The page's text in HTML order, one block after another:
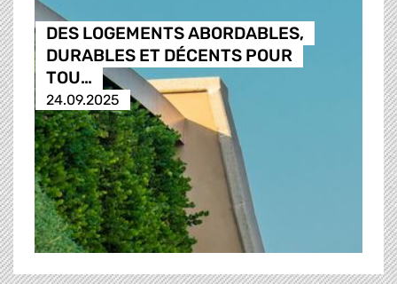
DES LOGEMENTS ABORDABLES,
DURABLES ET DÉCENTS POUR
TOU…
24.09.2025